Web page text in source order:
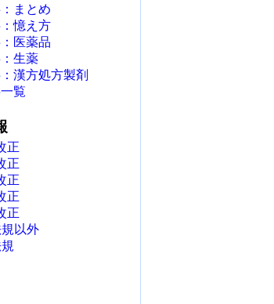
まとめ
憶え方
医薬品
生薬
漢方処方製剤
覧
正
正
正
正
正
規以外